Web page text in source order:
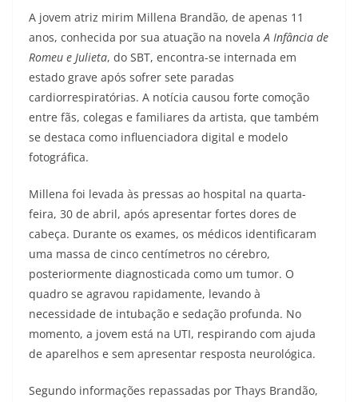
A jovem atriz mirim Millena Brandão, de apenas 11
anos, conhecida por sua atuação na novelaA Infância de
Romeu e Julieta, do SBT, encontra-se internada em
estado grave após sofrer sete paradas
cardiorrespiratórias. A notícia causou forte comoção
entre fãs, colegas e familiares da artista, que também
se destaca como influenciadora digital e modelo
fotográfica.
Millena foi levada às pressas ao hospital na quarta-
feira, 30 de abril, após apresentar fortes dores de
cabeça. Durante os exames, os médicos identificaram
uma massa de cinco centímetros no cérebro,
posteriormente diagnosticada como um tumor. O
quadro se agravou rapidamente, levando à
necessidade de intubação e sedação profunda. No
momento, a jovem está na UTI, respirando com ajuda
de aparelhos e sem apresentar resposta neurológica.
Segundo informações repassadas por Thays Brandão,